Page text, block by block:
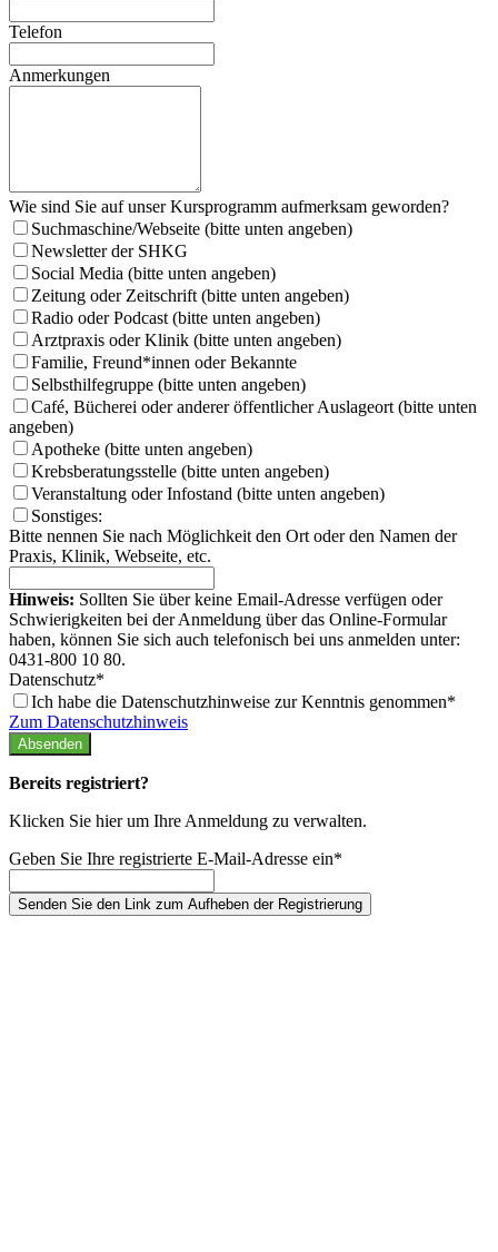
Telefon
Anmerkungen
Wie sind Sie auf unser Kursprogramm aufmerksam geworden?
Suchmaschine/Webseite (bitte unten angeben)
Newsletter der SHKG
Social Media (bitte unten angeben)
Zeitung oder Zeitschrift (bitte unten angeben)
Radio oder Podcast (bitte unten angeben)
Arztpraxis oder Klinik (bitte unten angeben)
Familie, Freund*innen oder Bekannte
Selbsthilfegruppe (bitte unten angeben)
Café, Bücherei oder anderer öffentlicher Auslageort (bitte unten
angeben)
Apotheke (bitte unten angeben)
Krebsberatungsstelle (bitte unten angeben)
Veranstaltung oder Infostand (bitte unten angeben)
Sonstiges:
Bitte nennen Sie nach Möglichkeit den Ort oder den Namen der
Praxis, Klinik, Webseite, etc.
Hinweis: Sollten Sie über keine Email-Adresse verfügen oder
Schwierigkeiten bei der Anmeldung über das Online-Formular
haben, können Sie sich auch telefonisch bei uns anmelden unter:
0431-800 10 80.
Datenschutz*
Ich habe die Datenschutzhinweise zur Kenntnis genommen*
Zum Datenschutzhinweis
Absenden
Bereits registriert?
Klicken Sie hier um Ihre Anmeldung zu verwalten.
Geben Sie Ihre registrierte E-Mail-Adresse ein*